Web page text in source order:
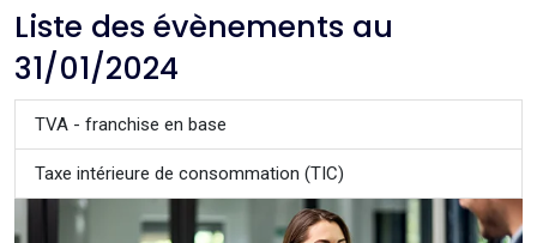
Liste des évènements au
31/01/2024
TVA - franchise en base
Taxe intérieure de consommation (TIC)